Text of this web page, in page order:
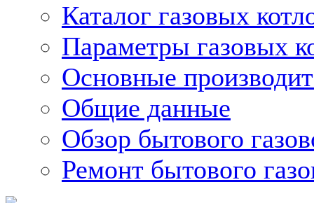
Каталог газовых
Параметры газовых
Основные
Общие данные
Обзор бытового
Ремонт бытового